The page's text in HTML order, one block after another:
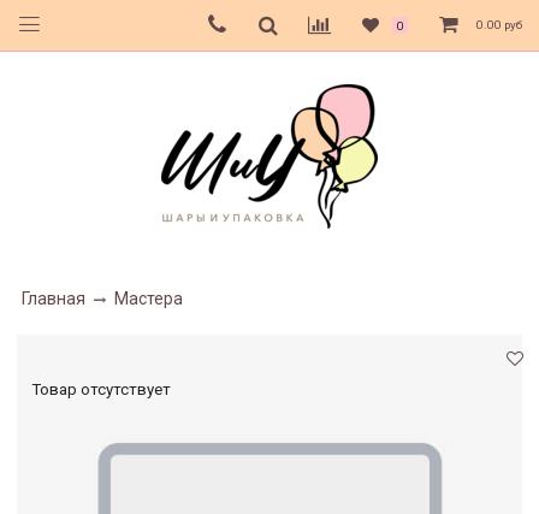
0 0.00 руб
Главная Мастера
Товар отсутствует